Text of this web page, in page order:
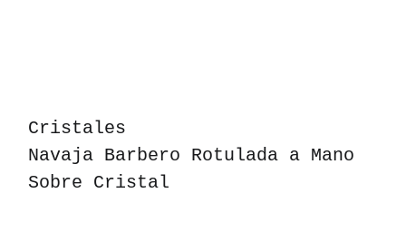
Cristales
Navaja Barbero Rotulada a Mano
Sobre Cristal